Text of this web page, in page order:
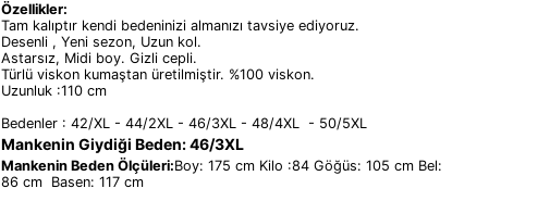
Özellikler:
Tam kalıptır kendi bedeninizi almanızı tavsiye ediyoruz.
Desenli , Yeni sezon, Uzun kol.
Astarsız, Midi boy. Gizli cepli.
Türlü viskon kumaştan üretilmiştir. %100 viskon.
Uzunluk :110 cm
Bedenler : 42/XL - 44/2XL - 46/3XL - 48/4XL - 50/5XL
Mankenin Giydiği Beden: 46/3XL
Mankenin Beden Ölçüleri:Boy: 175 cm Kilo :84 Göğüs: 105 cm Bel:
86 cm Basen: 117 cm